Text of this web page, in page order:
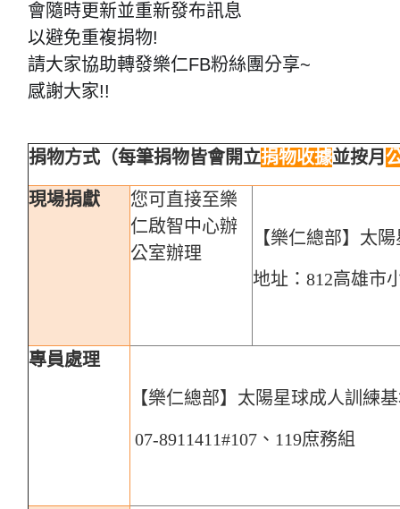
會隨時更新並重新發布訊息
以避免重複捐物!
請大家協助轉發樂仁FB粉絲團分享~
感謝大家!!
捐物方式（每筆捐物皆會開立捐物收據並按月
現場捐獻
您可直接至樂
仁啟智中心辦
公室辦理
【樂仁總部】太
地址：812高雄市
專員處理
【樂仁總部】太陽星球成人訓練
07-8911411#107、119庶務組